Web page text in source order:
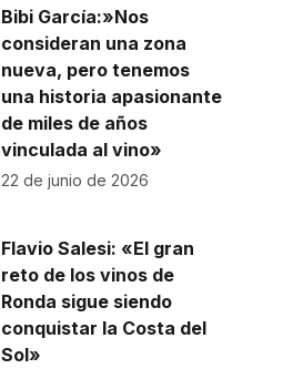
Bibi García:»Nos
consideran una zona
nueva, pero tenemos
una historia apasionante
de miles de años
vinculada al vino»
22 de junio de 2026
Flavio Salesi: «El gran
reto de los vinos de
Ronda sigue siendo
conquistar la Costa del
Sol»